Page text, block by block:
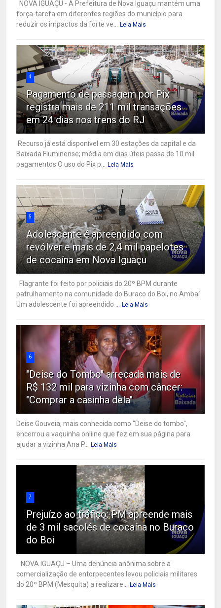
NOVA IGUAÇU - A Prefeitura de Nova Iguaçu mantém uma
força-tarefa em diferentes regiões do município para
reduzir os impactos da forte ve...
Leia Mais
4
Pagamento de passagem por Pix
registra mais de 211 mil transações
em 24 dias nos trens do RJ
Recurso já está disponível em 30 estações da capital e da
Baixada Fluminense; média em dias úteis passa de 10 mil
pagamentos O uso do Pix p...
Leia Mais
5
Adolescente é apreendido com
revólver e mais de 2,4 mil papelotes
de cocaína em Nova Iguaçu
Flagrante foi feito por policiais do 20º BPM durante
patrulhamento na comunidade do Buraco do Boi, no Ambaí
Um adolescente foi apreendido ...
Leia Mais
6
"Deise do Tombo" arrecada mais de
R$ 132 mil para vizinha com câncer:
"Comprar a casinha dela"
Deise Gouveia, mais conhecida como "Deise do tombo",
encerrou a vaquinha onliine que fez em sua página para
ajudar a vizinha Ana P...
Leia Mais
7
Prejuízo ao tráfico: PM apreende mais
de 3 mil sacolés de cocaína no Buraco
do Boi
NOVA IGUAÇU – Uma denúncia anônima sobre a
comercialização de entorpecentes levou policiais militares
do 20º BPM (Mesquita) a realizare...
Leia Mais